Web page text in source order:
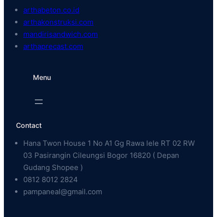
arthabeton.co.id
arthakonstruksi.com
mandirisandwich.com
arthaprecast.com
Menu
Contact
Hana Twon House 1 No A1 Gg Rawa lele RT 02 RW
03 Pasirangin Cileungsi Bogor 16820 ( Depan
Gudang Shopee )
0812 8012 2824
pampaneal@gmail.com